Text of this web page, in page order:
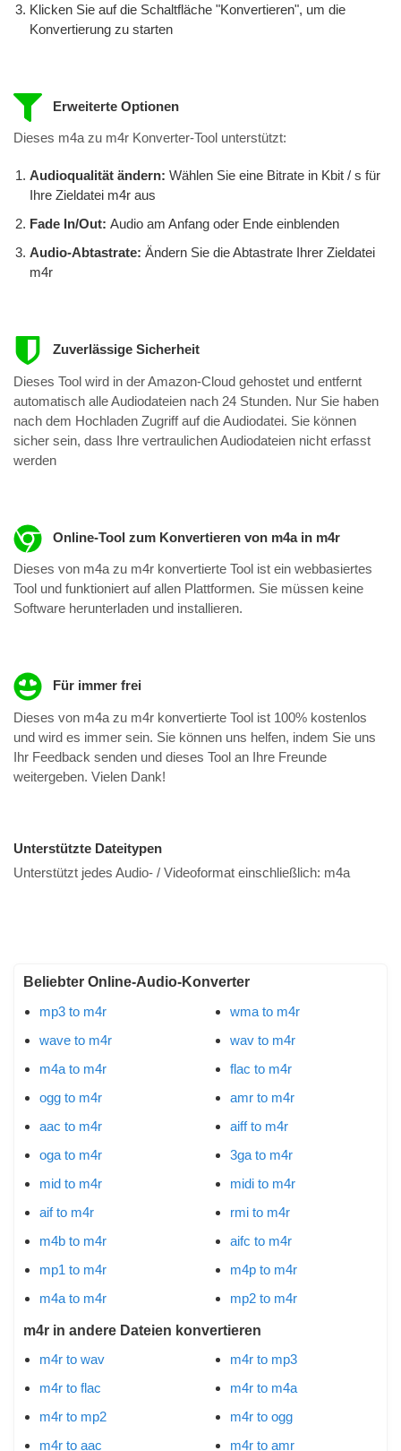
Klicken Sie auf die Schaltfläche "Konvertieren", um die
Konvertierung zu starten
Erweiterte Optionen
Dieses m4a zu m4r Konverter-Tool unterstützt:
Audioqualität ändern: Wählen Sie eine Bitrate in Kbit / s für
Ihre Zieldatei m4r aus
Fade In/Out: Audio am Anfang oder Ende einblenden
Audio-Abtastrate: Ändern Sie die Abtastrate Ihrer Zieldatei
m4r
Zuverlässige Sicherheit
Dieses Tool wird in der Amazon-Cloud gehostet und entfernt
automatisch alle Audiodateien nach 24 Stunden. Nur Sie haben
nach dem Hochladen Zugriff auf die Audiodatei. Sie können
sicher sein, dass Ihre vertraulichen Audiodateien nicht erfasst
werden
Online-Tool zum Konvertieren von m4a in m4r
Dieses von m4a zu m4r konvertierte Tool ist ein webbasiertes
Tool und funktioniert auf allen Plattformen. Sie müssen keine
Software herunterladen und installieren.
Für immer frei
Dieses von m4a zu m4r konvertierte Tool ist 100% kostenlos
und wird es immer sein. Sie können uns helfen, indem Sie uns
Ihr Feedback senden und dieses Tool an Ihre Freunde
weitergeben. Vielen Dank!
Unterstützte Dateitypen
Unterstützt jedes Audio- / Videoformat einschließlich: m4a
Beliebter Online-Audio-Konverter
mp3 to m4r
wave to m4r
m4a to m4r
ogg to m4r
aac to m4r
oga to m4r
mid to m4r
aif to m4r
m4b to m4r
mp1 to m4r
m4a to m4r
wma to m4r
wav to m4r
flac to m4r
amr to m4r
aiff to m4r
3ga to m4r
midi to m4r
rmi to m4r
aifc to m4r
m4p to m4r
mp2 to m4r
m4r in andere Dateien konvertieren
m4r to wav
m4r to flac
m4r to mp2
m4r to aac
m4r to mp3
m4r to m4a
m4r to ogg
m4r to amr